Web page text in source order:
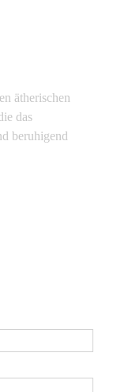
ätherischen
das
beruhigend